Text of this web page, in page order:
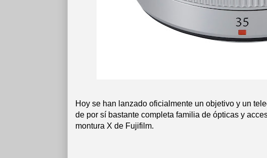
Hoy se han lanzado oficialmente un objetivo y un
de por sí bastante completa familia de ópticas y
montura X de Fujifilm.